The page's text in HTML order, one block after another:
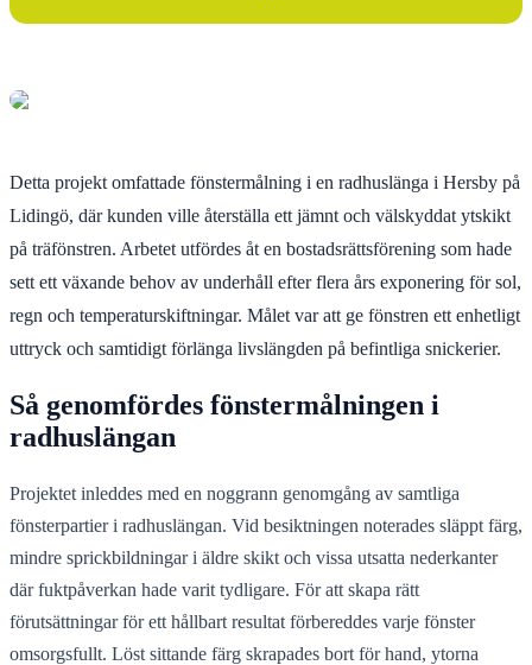
Detta projekt omfattade fönstermålning i en radhuslänga i Hersby på
Lidingö, där kunden ville återställa ett jämnt och välskyddat ytskikt
på träfönstren. Arbetet utfördes åt en bostadsrättsförening som hade
sett ett växande behov av underhåll efter flera års exponering för sol,
regn och temperaturskiftningar. Målet var att ge fönstren ett enhetligt
uttryck och samtidigt förlänga livslängden på befintliga snickerier.
Så genomfördes fönstermålningen i
radhuslängan
Projektet inleddes med en noggrann genomgång av samtliga
fönsterpartier i radhuslängan. Vid besiktningen noterades släppt färg,
mindre sprickbildningar i äldre skikt och vissa utsatta nederkanter
där fuktpåverkan hade varit tydligare. För att skapa rätt
förutsättningar för ett hållbart resultat förbereddes varje fönster
omsorgsfullt. Löst sittande färg skrapades bort för hand, ytorna